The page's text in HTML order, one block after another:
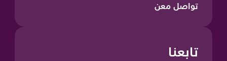
تواصل معن
تابعنا